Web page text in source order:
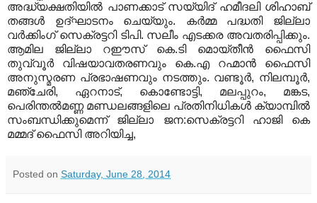
അദ്ധ്യക്ഷതിയില്‍ പാണക്കാട് സയ്യിദ് ഹമീദലി ശിഹാബ്
തങ്ങള്‍ ഉദ്ഘാടനം ചെയ്യും. കര്‍മ്മ പദ്ധതി ജില്ലാ
വര്‍ക്കിംഗ് സെക്രട്ടറി ടിപി. സലീം എടക്കര അവതരിപ്പിക്കും.
ആമില ജില്ലാ റഈസ് കെ.ടി മൊയ്തീന്‍ ഫൈസി
തുവ്വൂര്‍ വിഷയാവതരണവും കെ.എ റഹ്മാന്‍ ഫൈസി
അനുസ്മരണ പ്രഭാഷണവും നടത്തും. വണ്ടൂര്‍, നിലമ്പൂര്‍,
മഞ്ചേരി, ഏറനാട്, കൊണ്ടോട്ടി, മലപ്പുറം, മങ്കട,
പെരിന്തല്‍മണ്ണ മണ്ഡലങ്ങളിലെ പ്രതിനിധികള്‍ ക്യാമ്പില്‍
സംബന്ധിക്കുമെന്ന് ജില്ലാ ജന:സെക്രട്ടറി ഹാജി കെ
മമ്മദ് ഫൈസി അറിയിച്ച,
Posted on Saturday, June 28, 2014